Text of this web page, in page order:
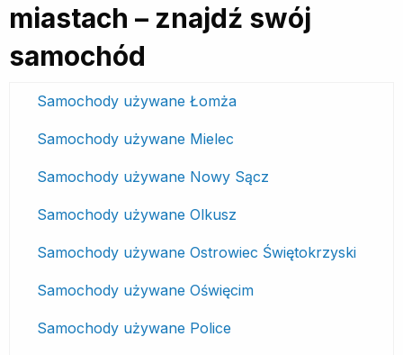
miastach – znajdź swój
samochód
Samochody używane Łomża
Samochody używane Mielec
Samochody używane Nowy Sącz
Samochody używane Olkusz
Samochody używane Ostrowiec Świętokrzyski
Samochody używane Oświęcim
Samochody używane Police